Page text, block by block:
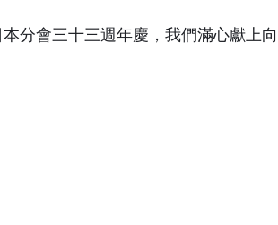
分會三十三週年慶，我們滿心獻上向